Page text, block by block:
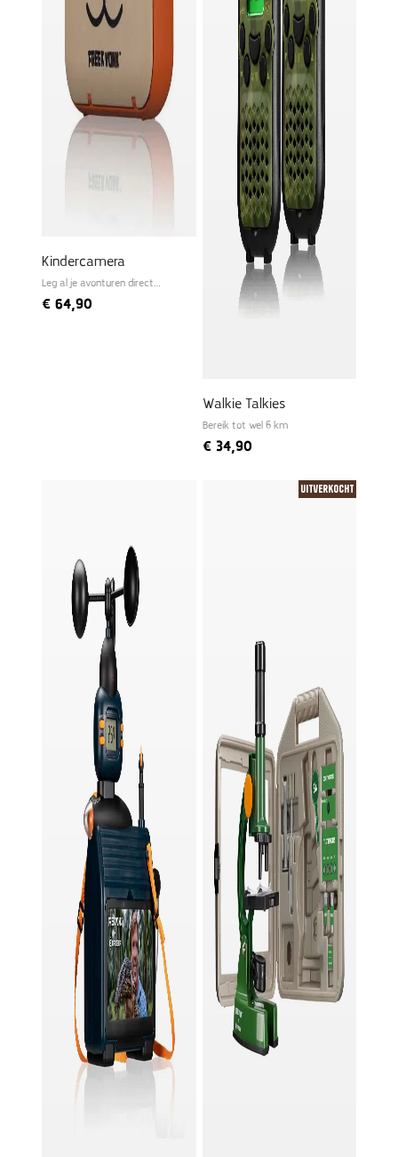
Kindercamera
Leg al je avonturen direct
€ 64,90
Walkie Talkies
Bereik tot wel 6 km
€34,90
Uitverkocht